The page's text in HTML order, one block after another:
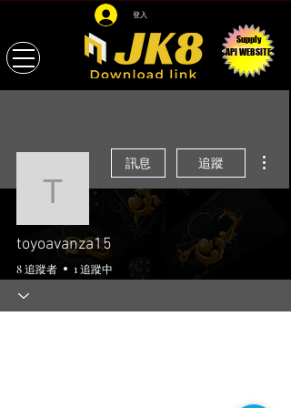
登入
Supply
API WEBSITE
toyoavanza15
訊息 追蹤
toyoavanza15
8 追蹤者 1 追蹤中